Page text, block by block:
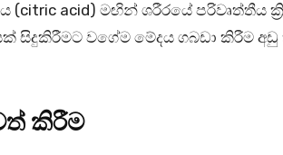
(citric acid) මඟින් ශරීරයේ පරිවෘත්තීය
සිදුකිරීමට වගේම මේදය ගබඩා කිරීම අඩු
කිරීම